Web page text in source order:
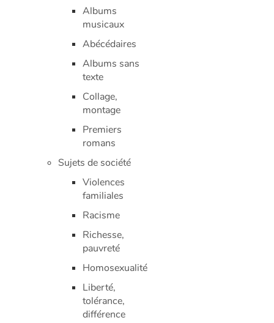
Albums
musicaux
Abécédaires
Albums sans
texte
Collage,
montage
Premiers
romans
Sujets de société
Violences
familiales
Racisme
Richesse,
pauvreté
Homosexualité
Liberté,
tolérance,
différence